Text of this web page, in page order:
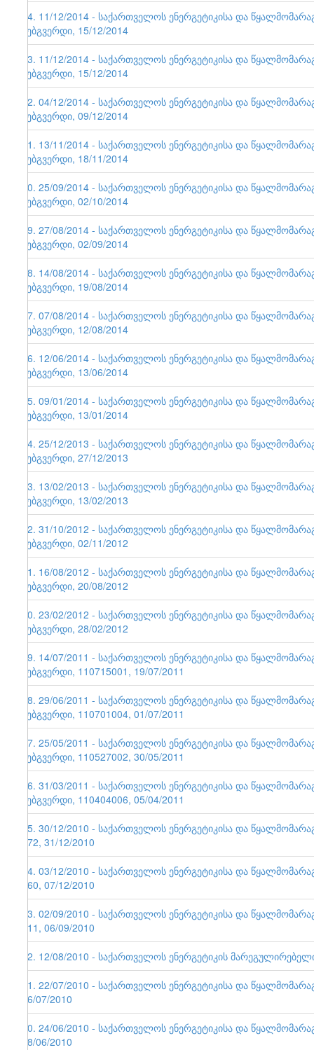
64. 11/12/2014 - საქართველოს ენერგეტიკისა და
ვებგვერდი, 15/12/2014
63. 11/12/2014 - საქართველოს ენერგეტიკისა და
ვებგვერდი, 15/12/2014
62. 04/12/2014 - საქართველოს ენერგეტიკისა და
ვებგვერდი, 09/12/2014
61. 13/11/2014 - საქართველოს ენერგეტიკისა და
ვებგვერდი, 18/11/2014
60. 25/09/2014 - საქართველოს ენერგეტიკისა და
ვებგვერდი, 02/10/2014
59. 27/08/2014 - საქართველოს ენერგეტიკისა და
ვებგვერდი, 02/09/2014
58. 14/08/2014 - საქართველოს ენერგეტიკისა და
ვებგვერდი, 19/08/2014
57. 07/08/2014 - საქართველოს ენერგეტიკისა და
ვებგვერდი, 12/08/2014
56. 12/06/2014 - საქართველოს ენერგეტიკისა და
ვებგვერდი, 13/06/2014
55. 09/01/2014 - საქართველოს ენერგეტიკისა და
ვებგვერდი, 13/01/2014
54. 25/12/2013 - საქართველოს ენერგეტიკისა და
ვებგვერდი, 27/12/2013
53. 13/02/2013 - საქართველოს ენერგეტიკისა და
ვებგვერდი, 13/02/2013
52. 31/10/2012 - საქართველოს ენერგეტიკისა და
ვებგვერდი, 02/11/2012
51. 16/08/2012 - საქართველოს ენერგეტიკისა და
ვებგვერდი, 20/08/2012
50. 23/02/2012 - საქართველოს ენერგეტიკისა და
ვებგვერდი, 28/02/2012
49. 14/07/2011 - საქართველოს ენერგეტიკისა და
ვებგვერდი, 110715001, 19/07/2011
48. 29/06/2011 - საქართველოს ენერგეტიკისა და
ვებგვერდი, 110701004, 01/07/2011
47. 25/05/2011 - საქართველოს ენერგეტიკისა და
ვებგვერდი, 110527002, 30/05/2011
46. 31/03/2011 - საქართველოს ენერგეტიკისა და
ვებგვერდი, 110404006, 05/04/2011
45. 30/12/2010 - საქართველოს ენერგეტიკისა და
172, 31/12/2010
44. 03/12/2010 - საქართველოს ენერგეტიკისა და
160, 07/12/2010
43. 02/09/2010 - საქართველოს ენერგეტიკისა და
111, 06/09/2010
42. 12/08/2010 - საქართველოს ენერგეტიკის
41. 22/07/2010 - საქართველოს ენერგეტიკისა და
26/07/2010
40. 24/06/2010 - საქართველოს ენერგეტიკისა და
28/06/2010